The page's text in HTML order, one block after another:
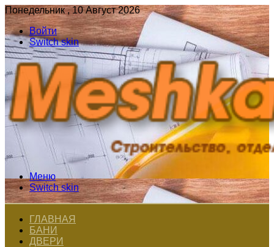
Понедельник , 10 Август 2026
Войти
Switch skin
Меню
Switch skin
ГЛАВНАЯ
БАНИ
ДВЕРИ